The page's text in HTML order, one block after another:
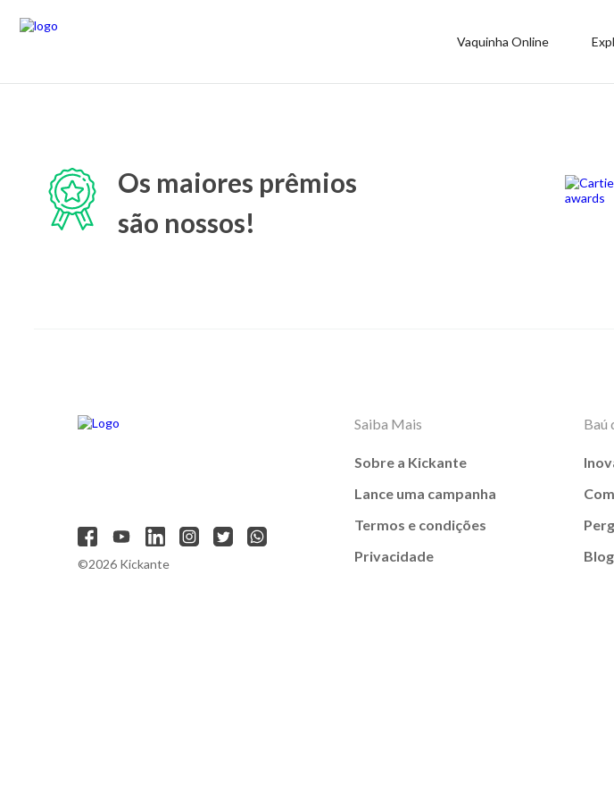
Vaquinha Online
Os maiores prêmios
são nossos!
©2026 Kickante
Saiba Mais
Sobre a Kickante
Lance uma campanha
Termos e condições
Privacidade
Baú
Blog